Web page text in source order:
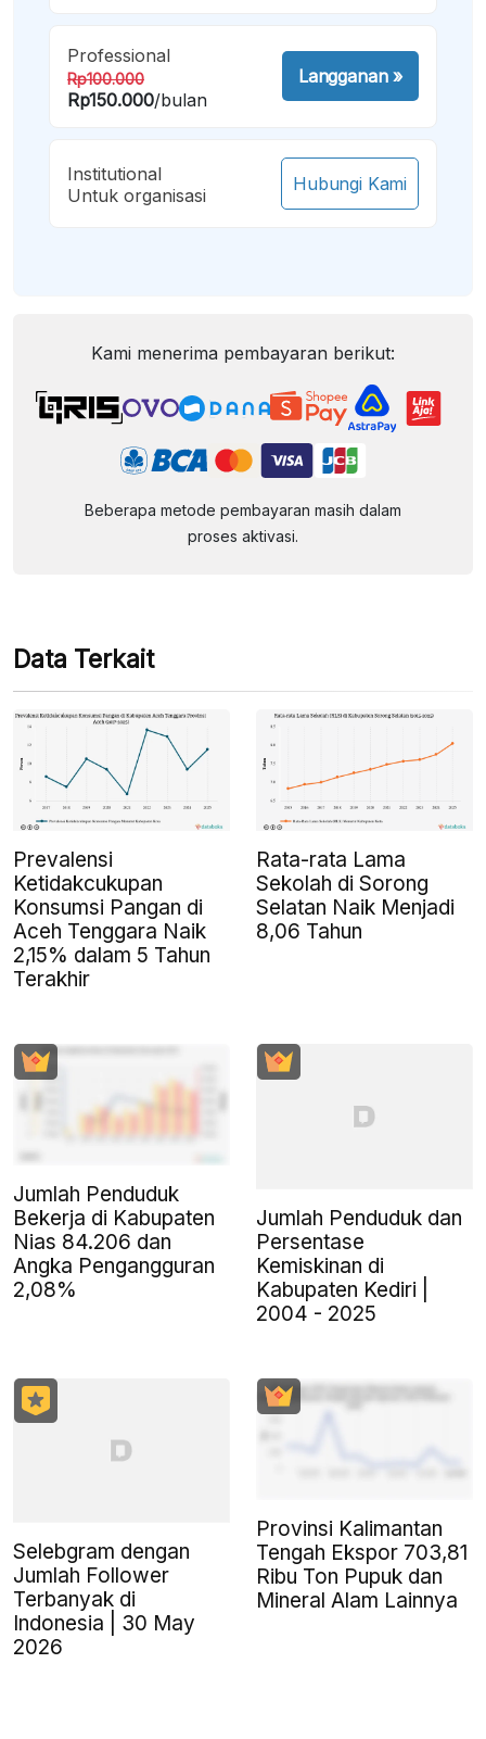
Professional
Rp100.000
Rp150.000/bulan
Langganan»
Institutional
Untuk organisasi
Hubungi Kami
Kami menerima pembayaran berikut:
Beberapa metode pembayaran masih dalam
proses aktivasi.
Data Terkait
Prevalensi
Ketidakcukupan
Konsumsi Pangan di
Aceh Tenggara Naik
2,15% dalam 5 Tahun
Terakhir
Rata-rata Lama
Sekolah di Sorong
Selatan Naik Menjadi
8,06 Tahun
Jumlah Penduduk
Bekerja di Kabupaten
Nias 84.206 dan
Angka Pengangguran
2,08%
Jumlah Penduduk dan
Persentase
Kemiskinan di
Kabupaten Kediri |
2004 - 2025
Selebgram dengan
Jumlah Follower
Terbanyak di
Indonesia | 30 May
2026
Provinsi Kalimantan
Tengah Ekspor 703,81
Ribu Ton Pupuk dan
Mineral Alam Lainnya